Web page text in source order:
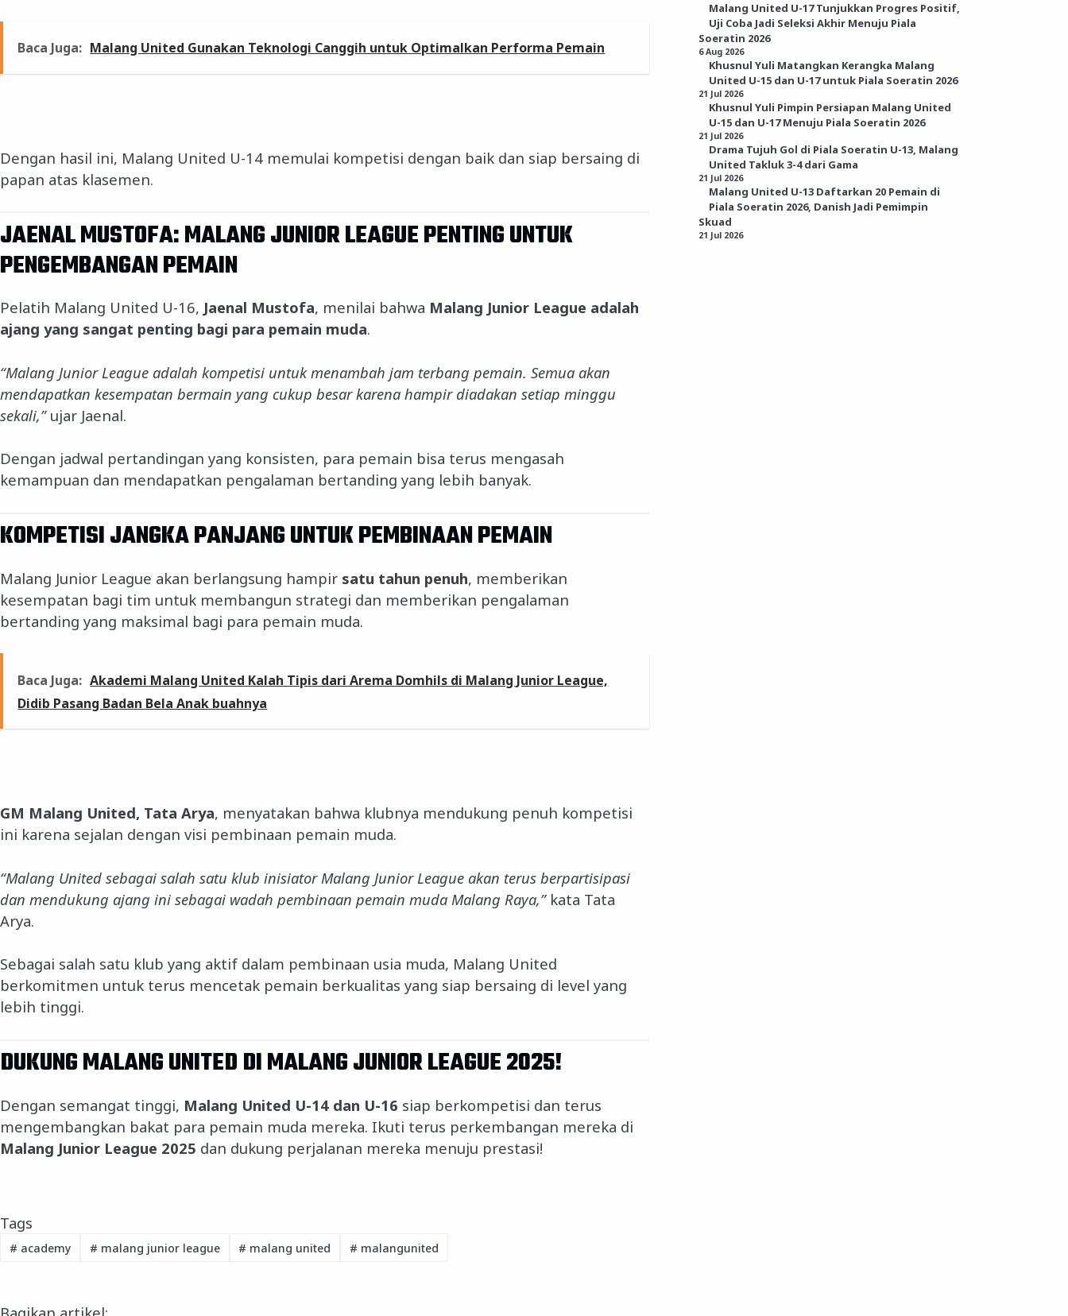
Baca Juga: Malang United Gunakan Teknologi Canggih untuk Optimalkan Performa Pemain
Dengan hasil ini, Malang United U-14 memulai kompetisi dengan baik dan siap bersaing di
papan atas klasemen.
JAENAL MUSTOFA: MALANG JUNIOR LEAGUE PENTING UNTUK
PENGEMBANGAN PEMAIN
Pelatih Malang United U-16, Jaenal Mustofa, menilai bahwa Malang Junior League adalah
ajang yang sangat penting bagi para pemain muda.
“Malang Junior League adalah kompetisi untuk menambah jam terbang pemain. Semua akan
mendapatkan kesempatan bermain yang cukup besar karena hampir diadakan setiap minggu
sekali,”ujar Jaenal.
Dengan jadwal pertandingan yang konsisten, para pemain bisa terus mengasah
kemampuan dan mendapatkan pengalaman bertanding yang lebih banyak.
KOMPETISI JANGKA PANJANG UNTUK PEMBINAAN PEMAIN
Malang Junior League akan berlangsung hampir satu tahun penuh, memberikan
kesempatan bagi tim untuk membangun strategi dan memberikan pengalaman
bertanding yang maksimal bagi para pemain muda.
Baca Juga: Akademi Malang United Kalah Tipis dari Arema Domhils di Malang Junior League,
Didib Pasang Badan Bela Anak buahnya
GM Malang United, Tata Arya, menyatakan bahwa klubnya mendukung penuh kompetisi
ini karena sejalan dengan visi pembinaan pemain muda.
“Malang United sebagai salah satu klub inisiator Malang Junior League akan terus berpartisipasi
dan mendukung ajang ini sebagai wadah pembinaan pemain muda Malang Raya,”kata Tata
Arya.
Sebagai salah satu klub yang aktif dalam pembinaan usia muda, Malang United
berkomitmen untuk terus mencetak pemain berkualitas yang siap bersaing di level yang
lebih tinggi.
DUKUNG MALANG UNITED DI MALANG JUNIOR LEAGUE 2025!
Dengan semangat tinggi, Malang United U-14 dan U-16 siap berkompetisi dan terus
mengembangkan bakat para pemain muda mereka. Ikuti terus perkembangan mereka di
Malang Junior League 2025 dan dukung perjalanan mereka menuju prestasi!
Tags
# academy # malang junior league # malang united # malangunited
Malang United U-17 Tunjukkan Progres Positif,
Uji Coba Jadi Seleksi Akhir Menuju Piala
Soeratin 2026
6 Aug 2026
Khusnul Yuli Matangkan Kerangka Malang
United U-15 dan U-17 untuk Piala Soeratin 2026
21 Jul 2026
Khusnul Yuli Pimpin Persiapan Malang United
U-15 dan U-17 Menuju Piala Soeratin 2026
21 Jul 2026
Drama Tujuh Gol di Piala Soeratin U-13, Malang
United Takluk 3-4 dari Gama
21 Jul 2026
Malang United U-13 Daftarkan 20 Pemain di
Piala Soeratin 2026, Danish Jadi Pemimpin
Skuad
21 Jul 2026